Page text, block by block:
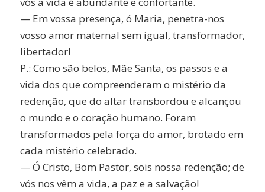
— Em vossa presença, ó Maria, penetra-nos
vosso amor maternal sem igual, transformador,
libertador!
P.: Como são belos, Mãe Santa, os passos e a
vida dos que compreenderam o mistério da
redenção, que do altar transbordou e alcançou
o mundo e o coração humano. Foram
transformados pela força do amor, brotado em
cada mistério celebrado.
— Ó Cristo, Bom Pastor, sois nossa redenção; de
vós nos vêm a vida, a paz e a salvação!